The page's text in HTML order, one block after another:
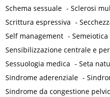
Schema sessuale -Sclerosi
Scrittura espressiva -
Self management -
Sensibilizzazione centrale e
Sessuologia medica -Seta
Sindrome aderenziale -
Sindrome da congestione